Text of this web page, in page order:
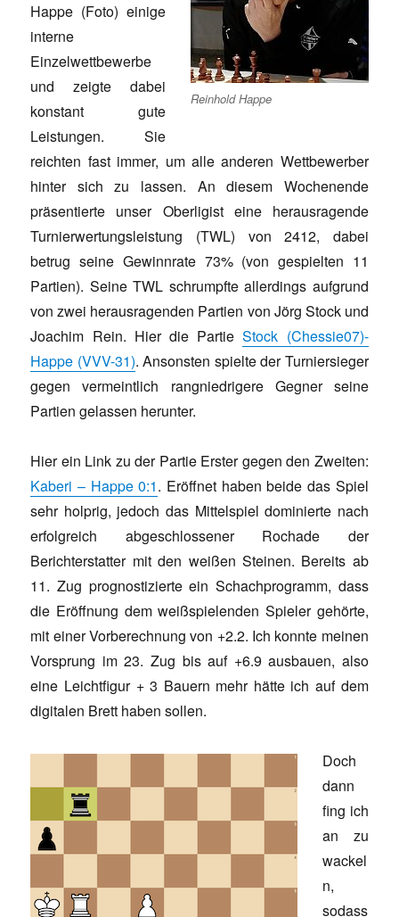
Reinhold Happe
Happe (Foto) einige
interne
Einzelwettbewerbe
und zeigte dabei
konstant gute
Leistungen. Sie
reichten fast immer, um alle anderen Wettbewerber
hinter sich zu lassen. An diesem Wochenende
präsentierte unser Oberligist eine herausragende
Turnierwertungsleistung (TWL) von 2412, dabei
betrug seine Gewinnrate 73% (von gespielten 11
Partien). Seine TWL schrumpfte allerdings aufgrund
von zwei herausragenden Partien von Jörg Stock und
Joachim Rein. Hier die PartieStock (Chessie07)-
Happe (VVV-31). Ansonsten spielte der Turniersieger
gegen vermeintlich rangniedrigere Gegner seine
Partien gelassen herunter.
Hier ein Link zu der Partie Erster gegen den Zweiten:
Kaberi – Happe 0:1. Eröffnet haben beide das Spiel
sehr holprig, jedoch das Mittelspiel dominierte nach
erfolgreich abgeschlossener Rochade der
Berichterstatter mit den weißen Steinen. Bereits ab
11. Zug prognostizierte ein Schachprogramm, dass
die Eröffnung dem weißspielenden Spieler gehörte,
mit einer Vorberechnung von +2.2. Ich konnte meinen
Vorsprung im 23. Zug bis auf +6.9 ausbauen, also
eine Leichtfigur + 3 Bauern mehr hätte ich auf dem
digitalen Brett haben sollen.
Doch
dann
fing ich
an zu
wackel
n,
sodass